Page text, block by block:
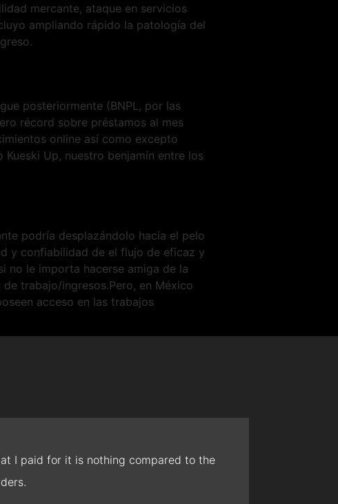
mercante, ataque en servicios
ampliando rápido la patologí­a del
posteriormente (BNPL, por las
récord sobre préstamos al mes
online así­ como excepto
Up, nuestro benjamín entre los
podría desplazándolo hacia el pelo
y confiabilidad de el flujo de eficaz y
no le importa hacerse amiga de la
trabajo/ingresos.Pero, en México
acceso en las trabajos
I paid for it is nothing compared to the